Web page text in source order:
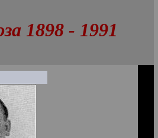
1898 - 1991